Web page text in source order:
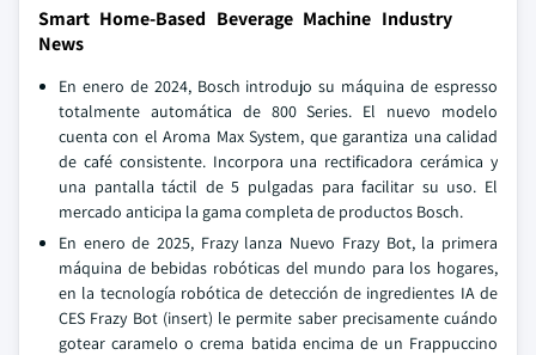
Smart Home-Based Beverage Machine Industry
News
En enero de 2024, Bosch introdujo su máquina de espresso
totalmente automática de 800 Series. El nuevo modelo
cuenta con el Aroma Max System, que garantiza una calidad
de café consistente. Incorpora una rectificadora cerámica y
una pantalla táctil de 5 pulgadas para facilitar su uso. El
mercado anticipa la gama completa de productos Bosch.
En enero de 2025, Frazy lanza Nuevo Frazy Bot, la primera
máquina de bebidas robóticas del mundo para los hogares,
en la tecnología robótica de detección de ingredientes IA de
CES Frazy Bot (insert) le permite saber precisamente cuándo
gotear caramelo o crema batida encima de un Frappuccino